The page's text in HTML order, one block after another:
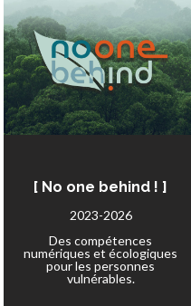
[ No one behind ! ]
2023-2026
Des compétences
numériques et écologiques
pour les personnes
vulnérables.